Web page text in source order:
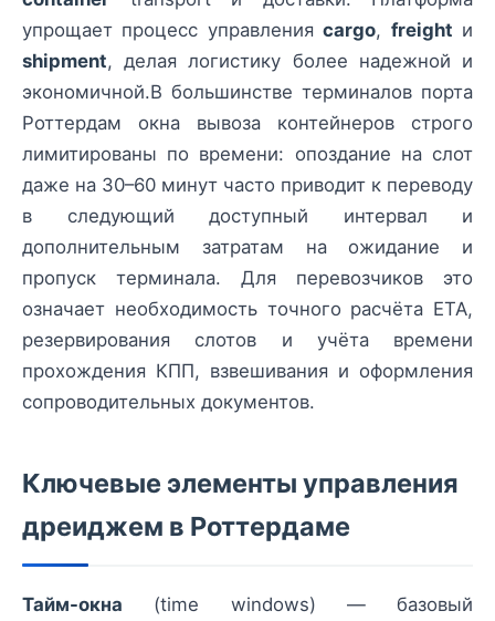
упрощает процесс управленияcargo, freight и
shipment, делая логистику более надежной и
экономичной.В большинстве терминалов порта
Роттердам окна вывоза контейнеров строго
лимитированы по времени: опоздание на слот
даже на 30–60 минут часто приводит к переводу
в следующий доступный интервал и
дополнительным затратам на ожидание и
пропуск терминала. Для перевозчиков это
означает необходимость точного расчёта ETA,
резервирования слотов и учёта времени
прохождения КПП, взвешивания и оформления
сопроводительных документов.
Ключевые элементы управления
дреиджем в Роттердаме
Тайм-окна (time windows) — базовый